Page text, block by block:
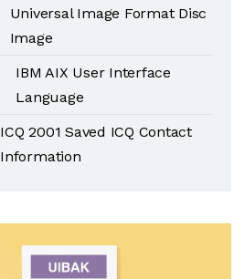
Universal Image Format Disc
Image
IBM AIX User Interface
Language
ICQ 2001 Saved ICQ Contact
Information